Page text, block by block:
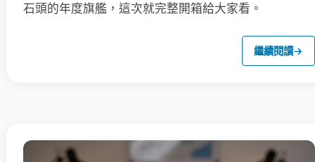
石頭的年度旗艦，這次就完整開箱給大家看。
繼續閱讀→